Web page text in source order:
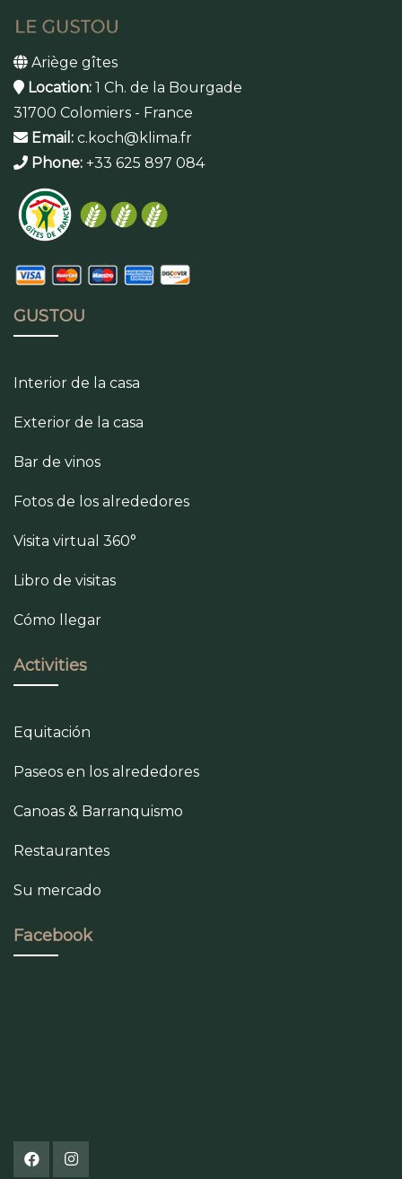
Ariège gîtes
Location: 1 Ch. de la Bourgade
31700 Colomiers - France
Email: c.koch@klima.fr
Phone: +33 625 897 084
GUSTOU
Interior de la casa
Exterior de la casa
Bar de vinos
Fotos de los alrededores
Visita virtual 360°
Libro de visitas
Cómo llegar
Activities
Equitación
Paseos en los alrededores
Canoas & Barranquismo
Restaurantes
Su mercado
Facebook